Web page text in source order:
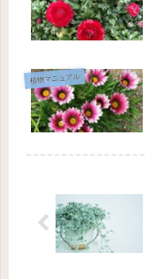
植物マニュアル